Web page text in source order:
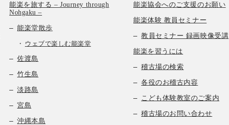
能楽を旅する – Journey through
Nohgaku –
能楽堂散歩
ウェブで楽しむ能楽堂
佐渡島
竹生島
淡路島
宮島
沖縄本島
能楽協会へのご支援のお願い
能楽体験 教員セミナー
教員セミナー 録画映像受講
能楽を習うには
稽古場の検索
各役のお稽古内容
こども体験教室のご案内
稽古場のお問い合わせ